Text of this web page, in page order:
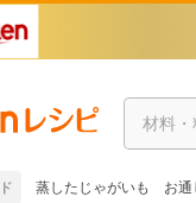
蒸したじゃがいも お通